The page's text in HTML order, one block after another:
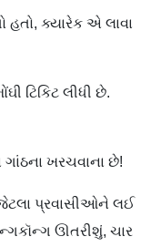
ક્યારેક એ લાવા
ટિકિટ લીધી છે.
ગાંઠના ખરચવાના છે!
પ્રવાસીઓને લઈ
ઊતરીશું, ચાર